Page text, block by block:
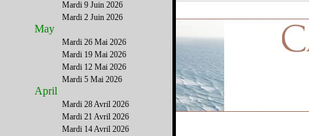
Mardi 9 Juin 2026
Mardi 2 Juin 2026
May
Mardi 26 Mai 2026
Mardi 19 Mai 2026
Mardi 12 Mai 2026
Mardi 5 Mai 2026
April
Mardi 28 Avril 2026
Mardi 21 Avril 2026
Mardi 14 Avril 2026